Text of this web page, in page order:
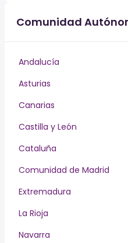
Comunidad
Andalucía
Asturias
Canarias
Castilla y León
Cataluña
Comunidad de Madrid
Extremadura
La Rioja
Navarra